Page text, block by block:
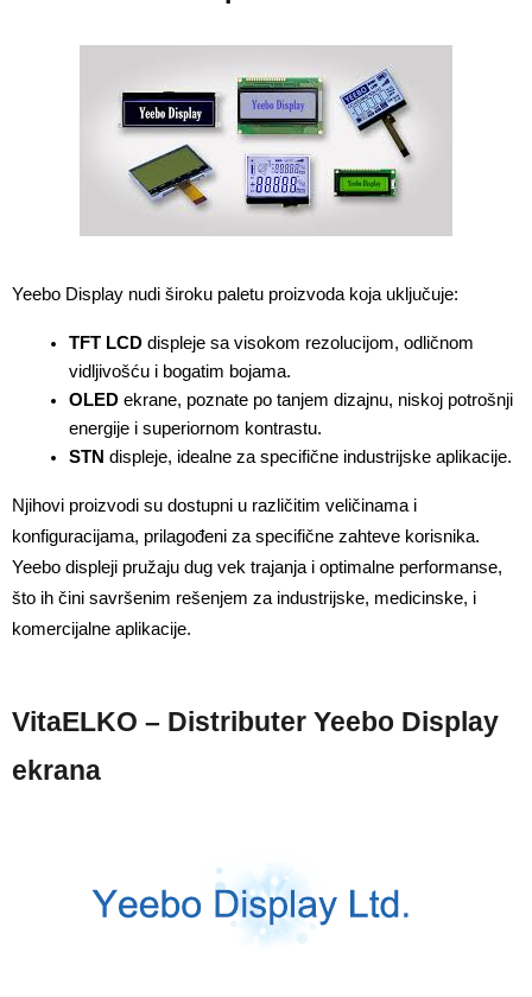
Yeebo Display nudi široku paletu proizvoda koja uključuje:
TFT LCD displeje sa visokom rezolucijom, odličnom
vidljivošću i bogatim bojama.
OLED ekrane, poznate po tanjem dizajnu, niskoj potrošnji
energije i superiornom kontrastu.
STN displeje, idealne za specifične industrijske aplikacije.
Njihovi proizvodi su dostupni u različitim veličinama i
konfiguracijama, prilagođeni za specifične zahteve korisnika.
Yeebo displeji pružaju dug vek trajanja i optimalne performanse,
što ih čini savršenim rešenjem za industrijske, medicinske, i
komercijalne aplikacije.
VitaELKO – Distributer Yeebo Display
ekrana